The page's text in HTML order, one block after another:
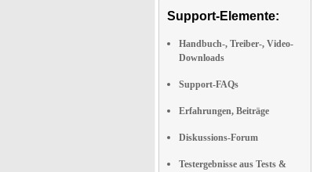
Support-Elemente:
Handbuch-, Treiber-, Video-
Downloads
Support-FAQs
Erfahrungen, Beiträge
Diskussions-Forum
Testergebnisse aus Tests &